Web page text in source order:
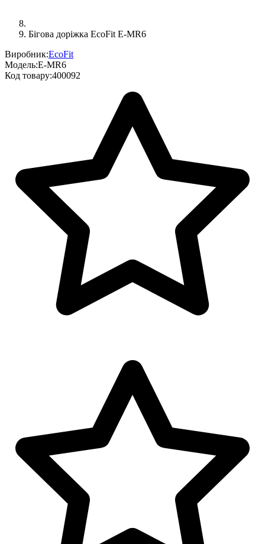
Бігова доріжка EcoFit E-MR6
Виробник:EcoFit
Модель:E-MR6
Код товару:400092